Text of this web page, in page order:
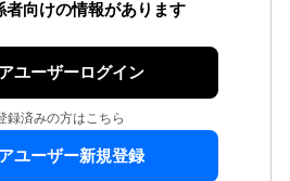
者向けの情報があります
ユーザーログイン
録済みの方はこちら
ユーザー新規登録